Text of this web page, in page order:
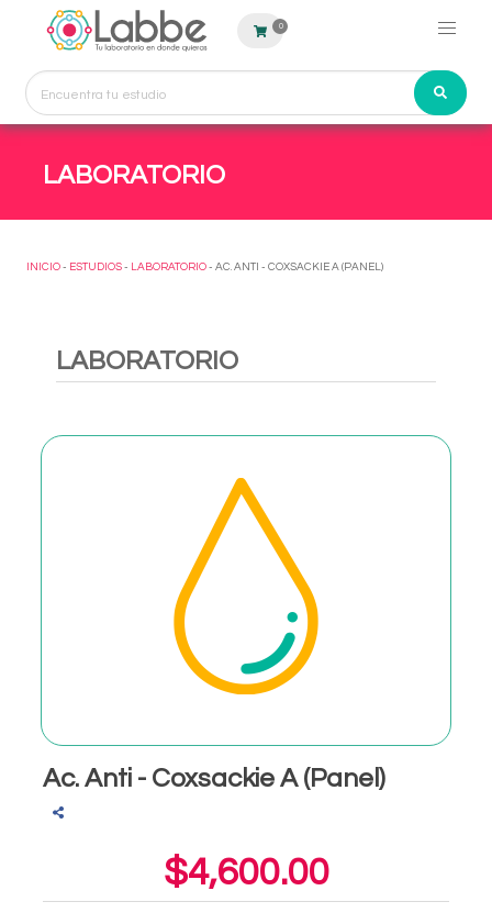
0
LABORATORIO
INICIO - ESTUDIOS - LABORATORIO - AC. ANTI - COXSACKIE A (PANEL)
LABORATORIO
Ac. Anti - Coxsackie A (Panel)
$4,600.00